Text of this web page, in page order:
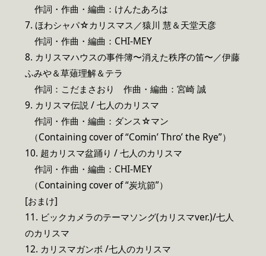
作詞・作曲・編曲：けんたあろは
7. ほわシャパ☆カリスマス／猿川 慧＆天堂天彦
作詞・作曲・編曲：CHI-MEY
8. カリスマハウスの事件簿〜消えた秩序の笛〜／伊藤
ふみや＆草薙理解＆テラ
作詞：こだまさおり 作曲・編曲：宮崎 誠
9. カリスマ伝説 / 七人のカリスマ
作詞・作曲・編曲：ダンス☆マン
（Containing cover of “Comin’ Thro’ the Rye”）
10. 超カリスマ盆踊り / 七人のカリスマ
作詞・作曲・編曲：CHI-MEY
（Containing cover of “炭坑節”）
[おまけ]
11. ビックカメラのテーマソング(カリスマver.)/七人
のカリスマ
12. カリスマガンボ /七人のカリスマ